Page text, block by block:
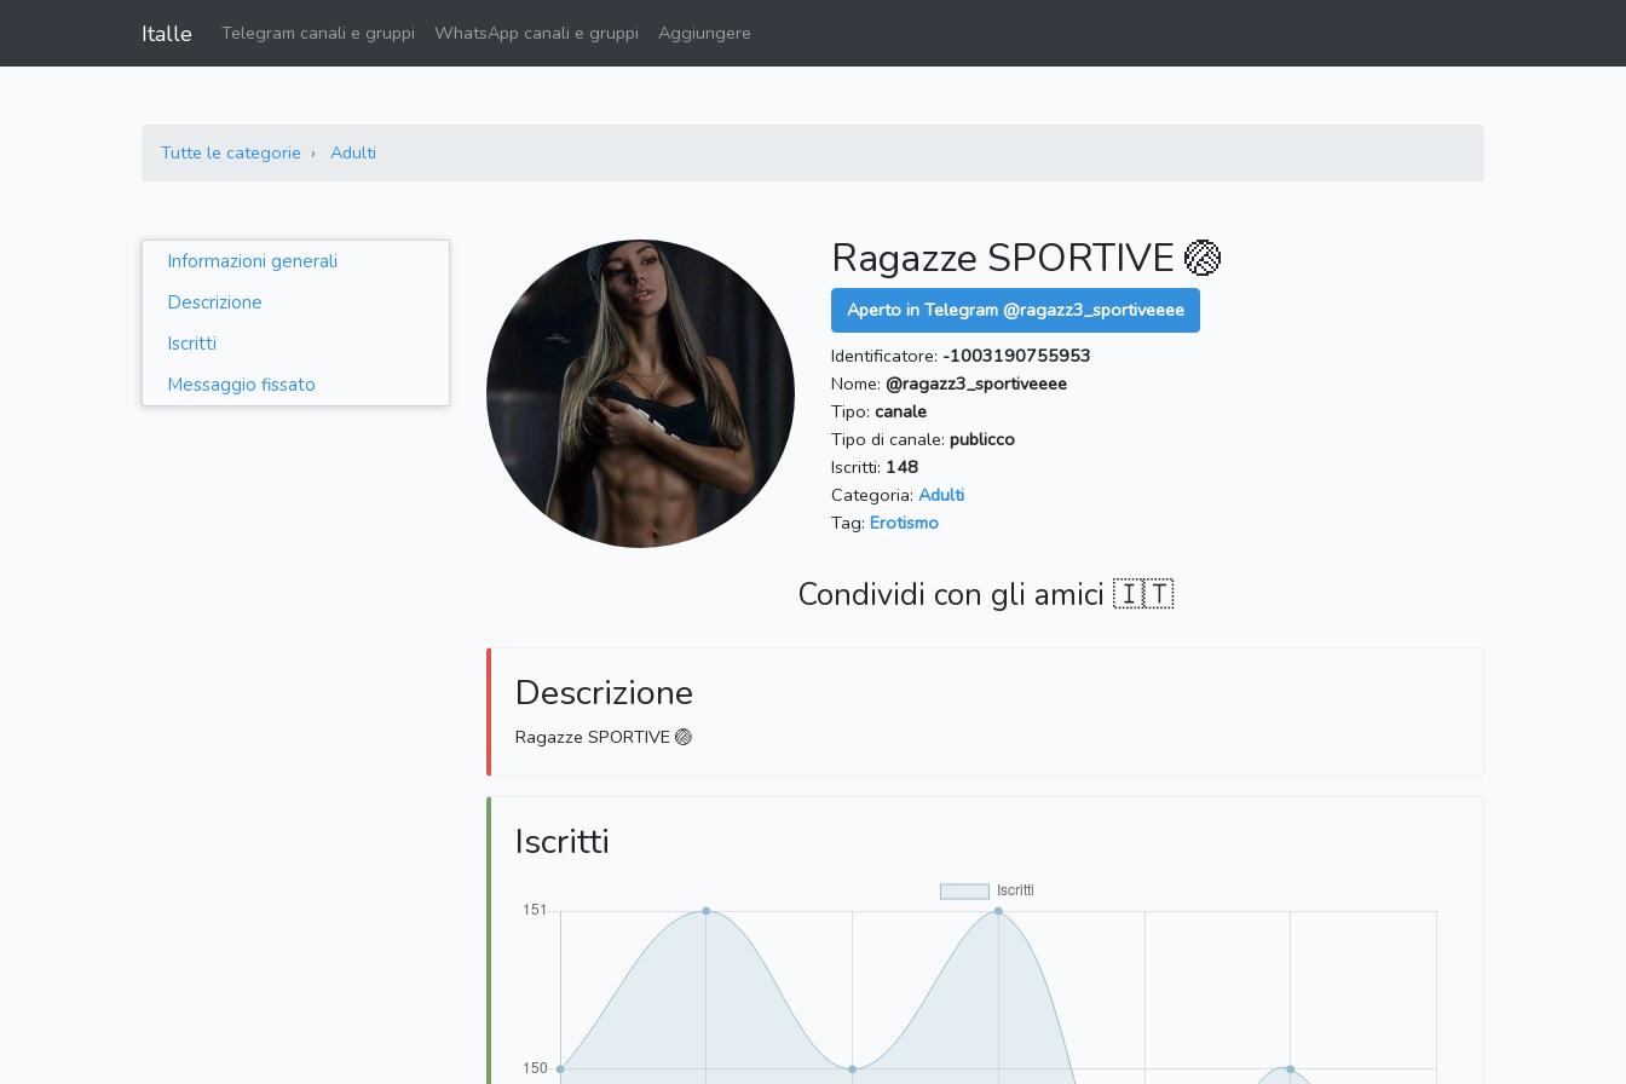
Italle Telegram canali e gruppi WhatsApp canali e gruppi Aggiungere
Tutte le categorie Adulti
Informazioni generali
Descrizione
Iscritti
Messaggio fissato
Ragazze SPORTIVE 🏐
Aperto in Telegram @ragazz3_sportiveeee
Identificatore: -1003190755953
Nome: @ragazz3_sportiveeee
Tipo: canale
Tipo di canale: publicco
Iscritti: 148
Categoria: Adulti
Tag: Erotismo
Condividi con gli amici 🇮🇹
Descrizione
Ragazze SPORTIVE 🏐
Iscritti